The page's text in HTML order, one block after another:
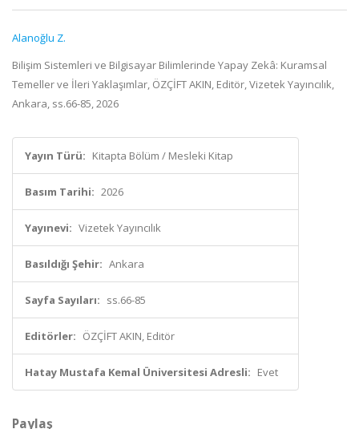
Alanoğlu Z.
Bilişim Sistemleri ve Bilgisayar Bilimlerinde Yapay Zekâ: Kuramsal
Temeller ve İleri Yaklaşımlar, ÖZÇİFT AKIN, Editör, Vizetek Yayıncılık,
Ankara, ss.66-85, 2026
Yayın Türü: Kitapta Bölüm / Mesleki Kitap
Basım Tarihi: 2026
Yayınevi: Vizetek Yayıncılık
Basıldığı Şehir: Ankara
Sayfa Sayıları: ss.66-85
Editörler: ÖZÇİFT AKIN, Editör
Hatay Mustafa Kemal Üniversitesi Adresli: Evet
Paylaş